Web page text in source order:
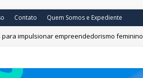
Contato Quem Somos e Expediente
impulsionar empreendedorismo feminino